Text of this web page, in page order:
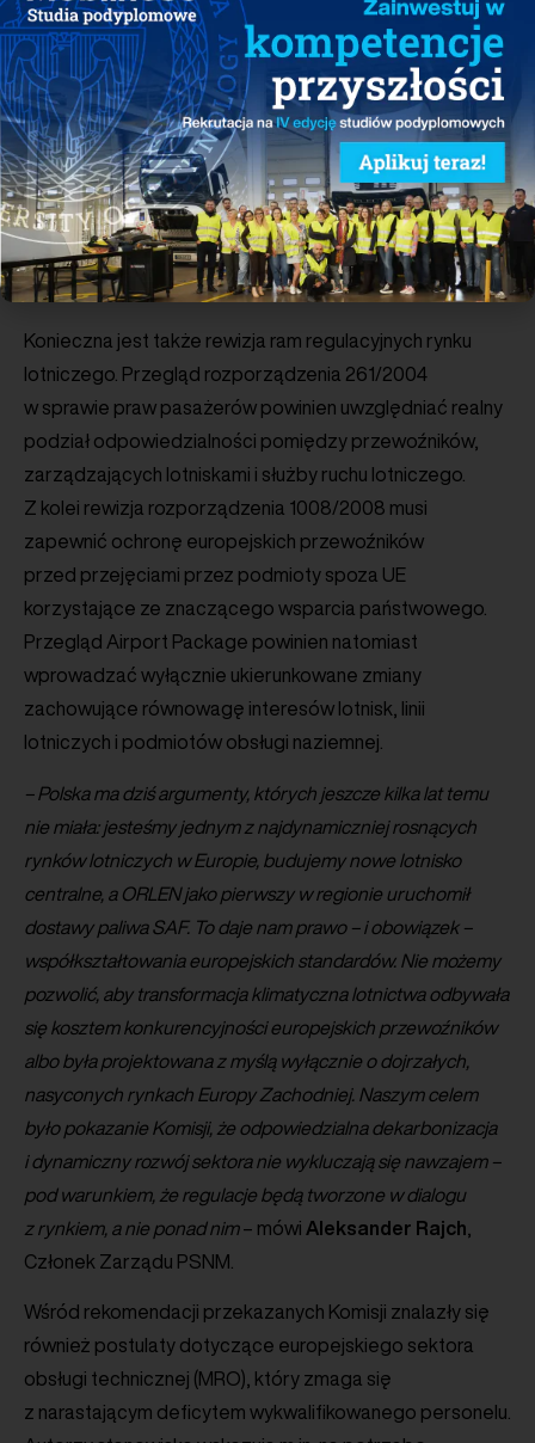
na zakłócenia i degradację sygnału GNSS/GPS,
szczególnie istotnych przy wschodniej granicy NATO,
a także pilne uregulowanie ochrony portów lotniczych
przed bezzałogowymi statkami powietrznymi. Strategia
powinna również wspierać cyfryzację usług lotniskowych,
w tym wdrażanie systemów AI i automatyzacji, a także
przyspieszać prace nad Single European Sky
i systemem SESAR jako elementami efektywności
zarządzania ruchem lotniczym.
Konieczna jest także rewizja ram regulacyjnych rynku
lotniczego. Przegląd rozporządzenia 261/2004
w sprawie praw pasażerów powinien uwzględniać realny
podział odpowiedzialności pomiędzy przewoźników,
zarządzających lotniskami i służby ruchu lotniczego.
Z kolei rewizja rozporządzenia 1008/2008 musi
zapewnić ochronę europejskich przewoźników
przed przejęciami przez podmioty spoza UE
korzystające ze znaczącego wsparcia państwowego.
Przegląd Airport Package powinien natomiast
wprowadzać wyłącznie ukierunkowane zmiany
zachowujące równowagę interesów lotnisk, linii
lotniczych i podmiotów obsługi naziemnej.
– Polska ma dziś argumenty, których jeszcze kilka lat temu
nie miała: jesteśmy jednym z najdynamiczniej rosnących
rynków lotniczych w Europie, budujemy nowe lotnisko
centralne, a ORLEN jako pierwszy w regionie uruchomił
dostawy paliwa SAF. To daje nam prawo – i obowiązek –
współkształtowania europejskich standardów. Nie możemy
pozwolić, aby transformacja klimatyczna lotnictwa odbywała
się kosztem konkurencyjności europejskich przewoźników
albo była projektowana z myślą wyłącznie o dojrzałych,
nasyconych rynkach Europy Zachodniej. Naszym celem
było pokazanie Komisji, że odpowiedzialna dekarbonizacja
i dynamiczny rozwój sektora nie wykluczają się nawzajem –
pod warunkiem, że regulacje będą tworzone w dialogu
z rynkiem, a nie ponad nim– mówi Aleksander Rajch
Członek Zarządu PSNM.
Wśród rekomendacji przekazanych Komisji znalazły się
również postulaty dotyczące europejskiego sektora
obsługi technicznej (MRO), który zmaga się
z narastającym deficytem wykwalifikowanego personelu.